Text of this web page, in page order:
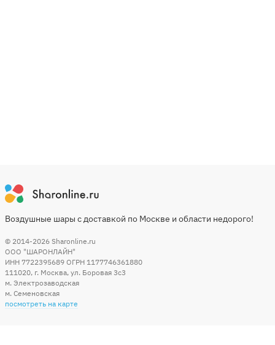
Воздушные шары с доставкой по Москве и области недорого!
© 2014-2026 Sharonline.ru
ООО "ШАРОНЛАЙН"
ИНН 7722395689 ОГРН 1177746361880
111020, г. Москва, ул. Боровая 3c3
м. Электрозаводская
м. Семеновская
посмотреть на карте